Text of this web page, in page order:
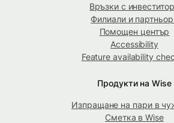
Връзки с
Филиали и
Помощен център
Accessibility
Feature availability
Продукти на Wise
Изпращане на пари в
Сметка в Wise